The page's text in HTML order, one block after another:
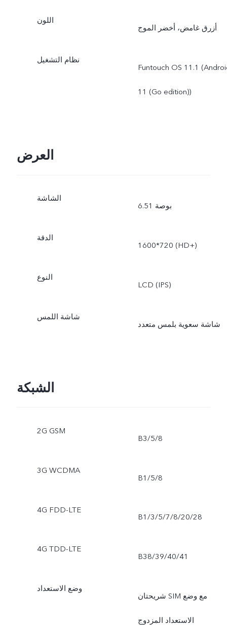
اللون
أزرق غامض، أخضر الموج
نظام التشغيل
Funtouch OS 11.1
11 (Go edition))
العرض
الشاشة
6.51 بوصة
الدقة
1600*720 (HD+)
النوع
LCD (IPS)
شاشة اللمس
شاشة سعوية بلمس متعدد
الشبكة
2G GSM
B3/5/8
3G WCDMA
B1/5/8
4G FDD-LTE
B1/3/5/7/8/20/28
4G TDD-LTE
B38/39/40/41
وضع الاستعداد
شريحتان SIM مع وضع
الاستعداد المزدوج